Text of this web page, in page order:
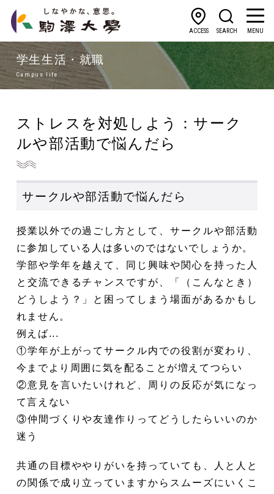
ACCESS SEARCH MENU
学生生活・就職
Campus life
ストレスを対処しよう：サーク
ルや部活動で悩んだら
サークルや部活動で悩んだら
授業以外での過ごし方として、サークルや部活動
に参加している人は多いのではないでしょうか。
学部や学年を越えて、同じ興味や関心を持った人
と交流できるチャンスですが、「（こんなとき）
どうしよう？」と困ってしまう場面があるかもし
れません。
例えば...
①学年が上がってサークル内での役割が変わり、
今までより周囲に気を配ることが増えてつらい
②意見を言いたいけれど、周りの反応が気になっ
て言えない
③仲間づくりや友達作りってどうしたらいいのか
迷う
共通の目標ややりがいを持っていても、人と人と
の関係で成り立っていますからスムーズにいくこ